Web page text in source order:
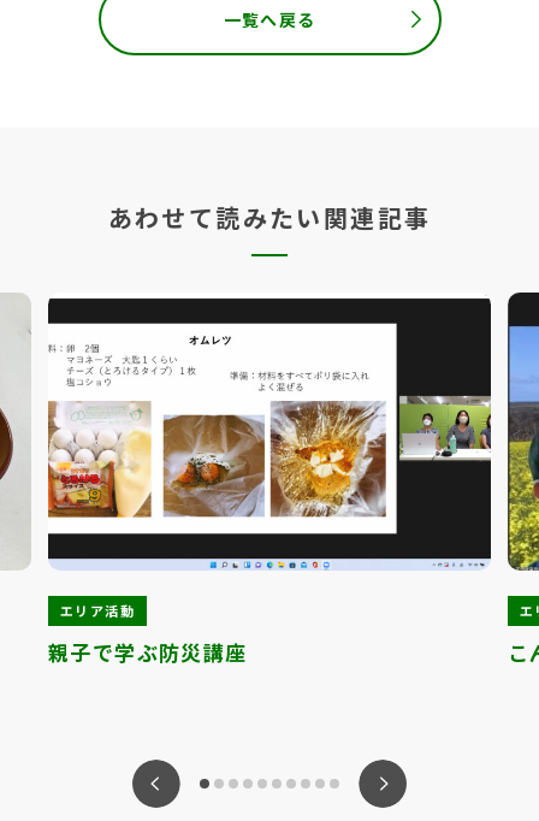
一覧へ戻る
あわせて読みたい関連記事
エリア活動
親子で学ぶ防災講座
エ
こ